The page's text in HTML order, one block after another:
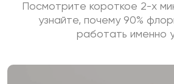
Посмотрите короткое 2-х
узнайте, почему 90%
работать именно